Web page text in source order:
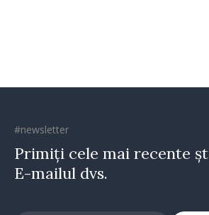
#newsletter
Primiți cele mai recente
E-mailul dvs.